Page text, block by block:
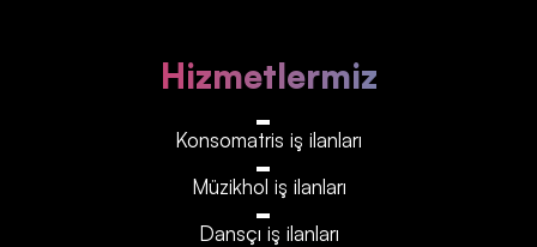
Hizmetlermiz
Konsomatris iş ilanları
Müzikhol iş ilanları
Dansçı iş ilanları